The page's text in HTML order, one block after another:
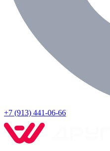
+7 (913) 441-06-66